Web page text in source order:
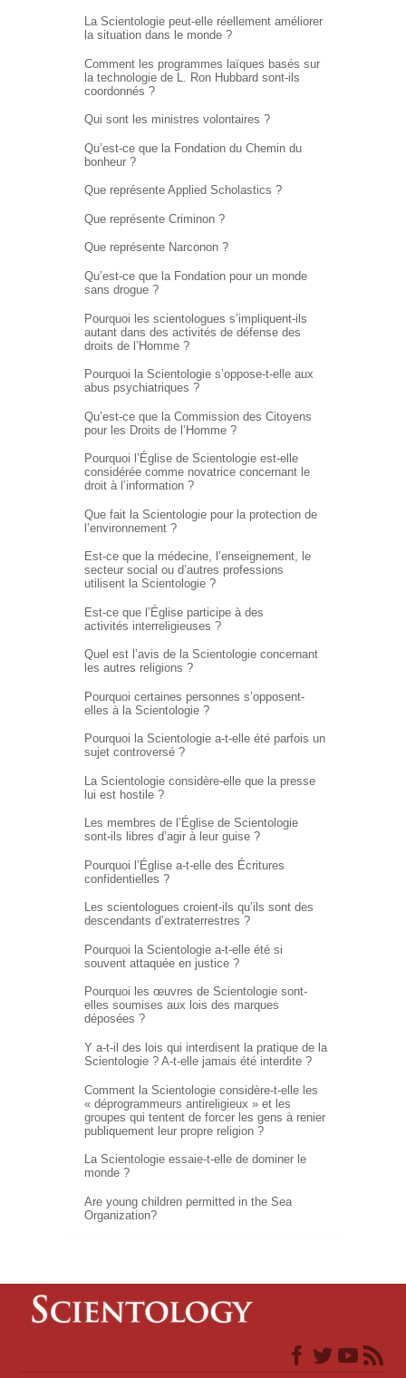
La Scientologie peut-elle réellement améliorer
la situation dans le monde ?
Comment les programmes laïques basés sur
la technologie de L. Ron Hubbard sont-ils
coordonnés ?
Qui sont les ministres volontaires ?
Qu’est-ce que la Fondation du Chemin du
bonheur ?
Que représente Applied Scholastics ?
Que représente Criminon ?
Que représente Narconon ?
Qu’est-ce que la Fondation pour un monde
sans drogue ?
Pourquoi les scientologues s’impliquent-ils
autant dans des activités de défense des
droits de l’Homme ?
Pourquoi la Scientologie s’oppose-t-elle aux
abus psychiatriques ?
Qu’est-ce que la Commission des Citoyens
pour les Droits de l’Homme ?
Pourquoi l’Église de Scientologie est-elle
considérée comme novatrice concernant le
droit à l’information ?
Que fait la Scientologie pour la protection de
l’environnement ?
Est-ce que la médecine, l’enseignement, le
secteur social ou d’autres professions
utilisent la Scientologie ?
Est-ce que l’Église participe à des
activités interreligieuses ?
Quel est l’avis de la Scientologie concernant
les autres religions ?
Pourquoi certaines personnes s’opposent-
elles à la Scientologie ?
Pourquoi la Scientologie a-t-elle été parfois un
sujet controversé ?
La Scientologie considère-elle que la presse
lui est hostile ?
Les membres de l’Église de Scientologie
sont-ils libres d’agir à leur guise ?
Pourquoi l’Église a-t-elledes Écritures
confidentielles ?
Les scientologues croient-ils qu’ils sont des
descendants d’extraterrestres ?
Pourquoi la Scientologie a-t-elle été si
souvent attaquée en justice ?
Pourquoi les œuvres de Scientologie sont-
elles soumises aux lois des marques
déposées ?
Y a-t-il des lois qui interdisent la pratique de la
Scientologie ? A-t-ellejamais été interdite ?
Comment la Scientologie considère-t-elleles
« déprogrammeurs antireligieux » et les
groupes qui tentent de forcer les gens à renier
publiquement leur propre religion ?
La Scientologie essaie-t-elle de dominer le
monde ?
Are young children permitted in the Sea
Organization?